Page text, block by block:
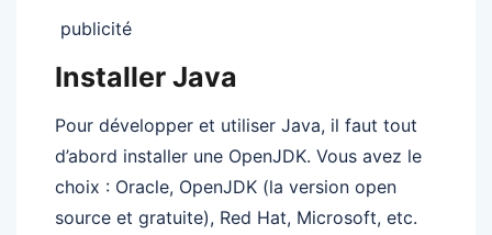
publicité
Installer Java
Pour développer et utiliser Java, il faut tout
d’abord installer une OpenJDK. Vous avez le
choix : Oracle, OpenJDK (la version open
source et gratuite), Red Hat, Microsoft, etc.